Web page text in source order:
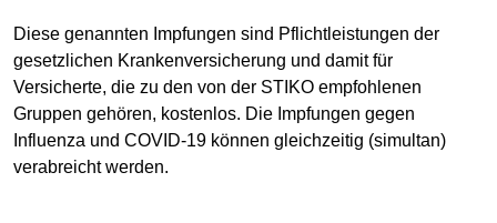
Diese genannten Impfungen sind Pflichtleistungen der
gesetzlichen Krankenversicherung und damit für
Versicherte, die zu den von der STIKO empfohlenen
Gruppen gehören, kostenlos. Die Impfungen gegen
Influenza und COVID-19 können gleichzeitig (simultan)
verabreicht werden.